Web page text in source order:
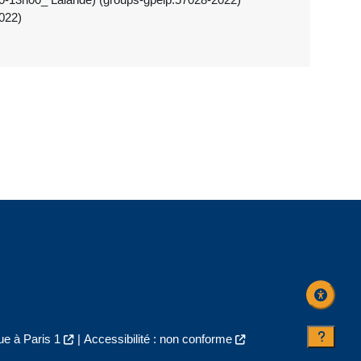
à Paris 1 | Accessibilité : non conforme